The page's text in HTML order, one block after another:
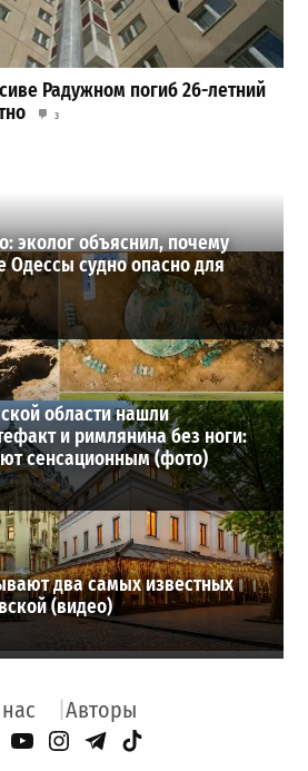
Радужном погиб 26-летний
3
эколог объяснил, почему
Одессы судно опасно для
области нашли
и римлянина без ноги:
сенсационным (фото)
два самых известных
(видео)
Авторы
Page
YouTube
Instagram
Telegram
TikTok